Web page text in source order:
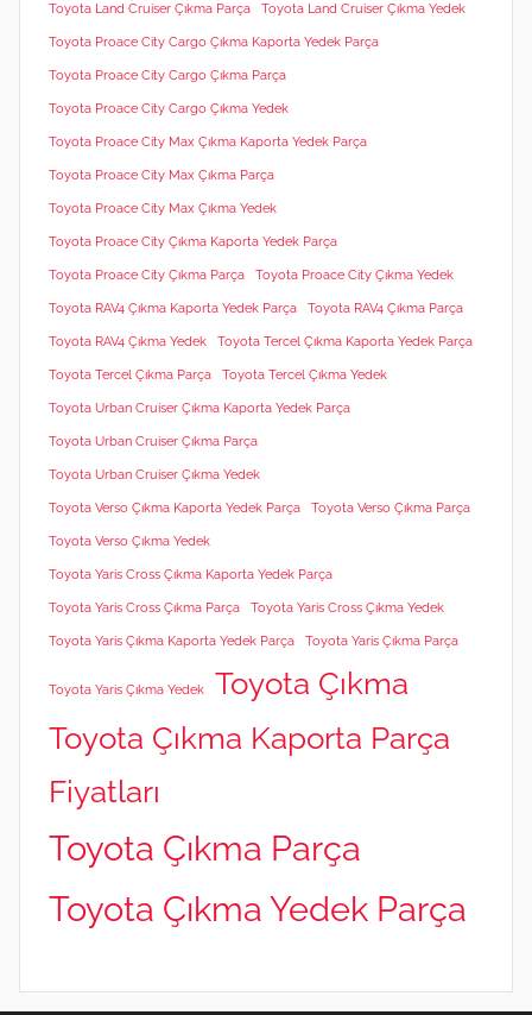
Toyota Land Cruiser Çıkma Parça Toyota Land Cruiser Çıkma Yedek
Toyota Proace City Cargo Çıkma Kaporta Yedek Parça
Toyota Proace City Cargo Çıkma Parça
Toyota Proace City Cargo Çıkma Yedek
Toyota Proace City Max Çıkma Kaporta Yedek Parça
Toyota Proace City Max Çıkma Parça
Toyota Proace City Max Çıkma Yedek
Toyota Proace City Çıkma Kaporta Yedek Parça
Toyota Proace City Çıkma Parça Toyota Proace City Çıkma Yedek
Toyota RAV4 Çıkma Kaporta Yedek Parça Toyota RAV4 Çıkma Parça
Toyota RAV4 Çıkma Yedek Toyota Tercel Çıkma Kaporta Yedek Parça
Toyota Tercel Çıkma Parça Toyota Tercel Çıkma Yedek
Toyota Urban Cruiser Çıkma Kaporta Yedek Parça
Toyota Urban Cruiser Çıkma Parça
Toyota Urban Cruiser Çıkma Yedek
Toyota Verso Çıkma Kaporta Yedek Parça Toyota Verso Çıkma Parça
Toyota Verso Çıkma Yedek
Toyota Yaris Cross Çıkma Kaporta Yedek Parça
Toyota Yaris Cross Çıkma Parça Toyota Yaris Cross Çıkma Yedek
Toyota Yaris Çıkma Kaporta Yedek Parça Toyota Yaris Çıkma Parça
Toyota Yaris Çıkma Yedek
Toyota Çıkma
Toyota Çıkma Kaporta Parça
Fiyatları
Toyota Çıkma Parça
Toyota Çıkma Yedek Parça